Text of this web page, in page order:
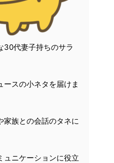
30代妻子持ちのサラ
スの小ネタを届けま
家族との会話のタネに
ュニケーションに役立